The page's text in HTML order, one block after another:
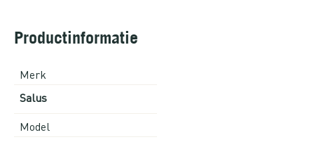
Productinformatie
Merk
Salus
Model